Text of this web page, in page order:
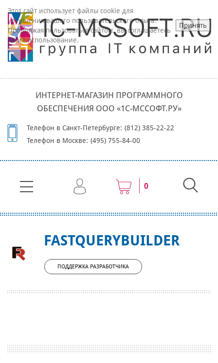
ИНТЕРНЕТ-МАГАЗИН ПРОГРАММНОГО
ОБЕСПЕЧЕНИЯ ООО «1С-МССОФТ.РУ»
Телефон в Санкт-Петербурге: (812) 385-22-22
Телефон в Москве: (495) 755-84-00
0
FASTQUERYBUILDER
ПОДДЕРЖКА РАЗРАБОТЧИКА
Этот сайт использует файлы cookie для
улучшения вашего пользовательского опыта.
Продолжая пользоваться сайтом, вы соглашаетесь
на их использование.
Принять